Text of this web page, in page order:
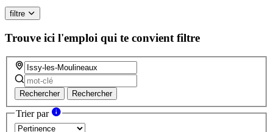
filtre
Trouve ici l'emploi qui te convient filtre
Rechercher Rechercher
Trier par